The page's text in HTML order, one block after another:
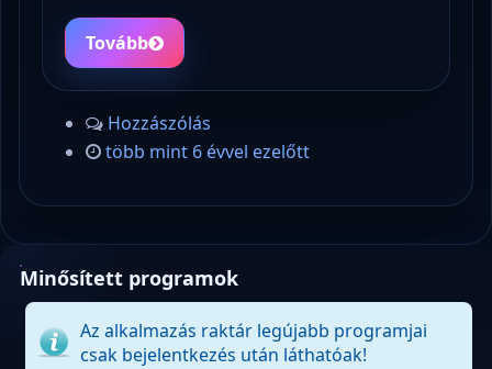
Tovább
Hozzászólás
több mint 6 évvel ezelőtt
Minősített programok
Az alkalmazás raktár legújabb programjai
csak bejelentkezés után láthatóak!